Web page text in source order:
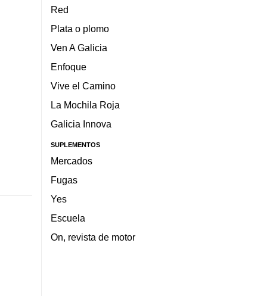
Red
Plata o plomo
Ven A Galicia
Enfoque
Vive el Camino
La Mochila Roja
Galicia Innova
SUPLEMENTOS
Mercados
Fugas
Yes
Escuela
On, revista de motor